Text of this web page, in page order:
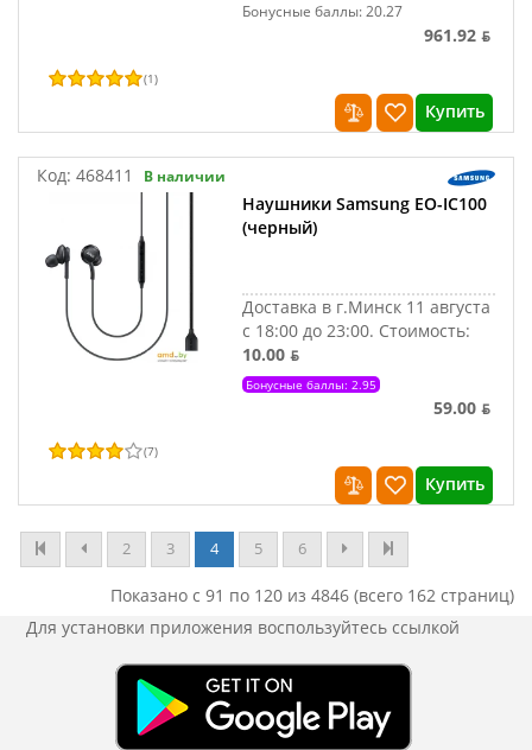
Бонусные баллы: 20.27
961.92 ƃ
(1)
Купить
Код: 468411 В наличии
Наушники Samsung EO-IC100
(черный)
Доставка в г.Минск 11 августа
с 18:00 до 23:00. Стоимость:
10.00 ƃ
Бонусные баллы: 2.95
59.00 ƃ
(7)
Купить
2 3 4 5 6
Показано с 91 по 120 из 4846 (всего 162 страниц)
Для установки приложения воспользуйтесь ссылкой